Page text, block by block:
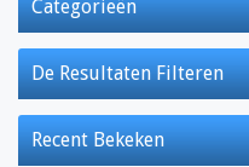
Categorieën
De Resultaten Filteren
Recent Bekeken